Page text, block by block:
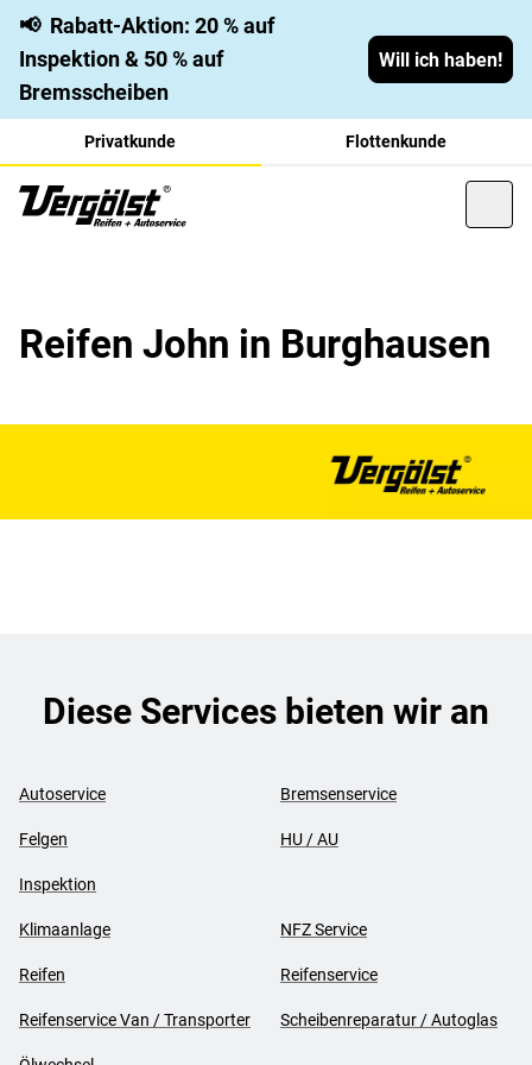
📢 Rabatt-Aktion: 20 % auf
Inspektion & 50 % auf
Bremsscheiben
Will ich haben!
Privatkunde Flottenkunde
Reifen John in Burghausen
Diese Services bieten wir an
Autoservice Bremsenservice
Felgen HU / AU
Inspektion
Klimaanlage NFZ Service
Reifen Reifenservice
Reifenservice Van / Transporter Scheibenreparatur / Autoglas